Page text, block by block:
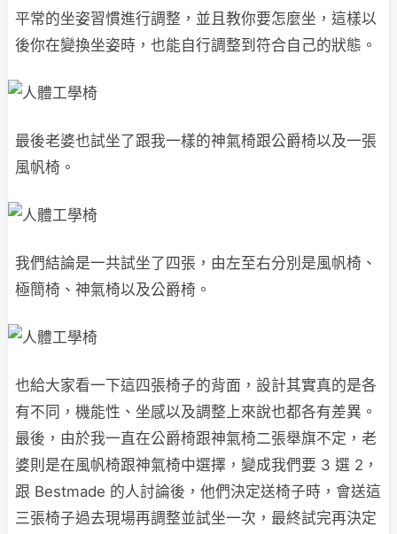
平常的坐姿習慣進行調整，並且教你要怎麼坐，這樣以
後你在變換坐姿時，也能自行調整到符合自己的狀態。
最後老婆也試坐了跟我一樣的神氣椅跟公爵椅以及一張
風帆椅。
我們結論是一共試坐了四張，由左至右分別是風帆椅、
極簡椅、神氣椅以及公爵椅。
也給大家看一下這四張椅子的背面，設計其實真的是各
有不同，機能性、坐感以及調整上來說也都各有差異。
最後，由於我一直在公爵椅跟神氣椅二張舉旗不定，老
婆則是在風帆椅跟神氣椅中選擇，變成我們要 3 選 2，
跟 Bestmade 的人討論後，他們決定送椅子時，會送這
三張椅子過去現場再調整並試坐一次，最終試完再決定